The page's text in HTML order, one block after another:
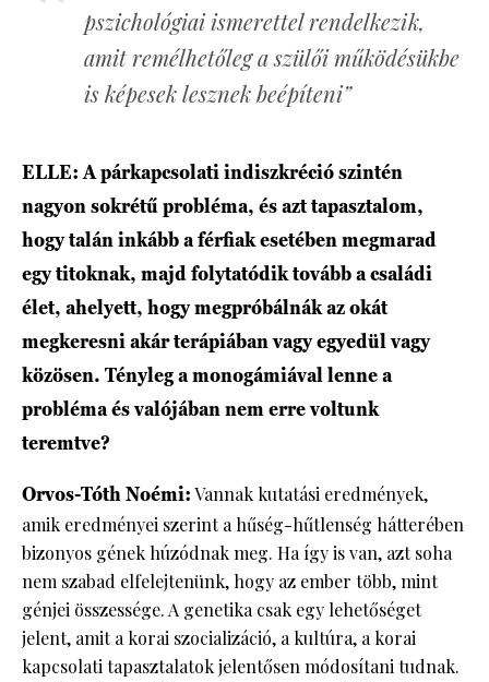
pszichológiai ismerettel rendelkezik,
amit remélhetőleg a szülői működésükbe
is képesek lesznek beépíteni”
ELLE: A párkapcsolati indiszkréció szintén
nagyon sokrétű probléma, és azt tapasztalom,
hogy talán inkább a férfiak esetében megmarad
egy titoknak, majd folytatódik tovább a családi
élet, ahelyett, hogy megpróbálnák az okát
megkeresni akár terápiában vagy egyedül vagy
közösen. Tényleg a monogámiával lenne a
probléma és valójában nem erre voltunk
teremtve?
Orvos-Tóth Noémi:Vannak kutatási eredmények,
amik eredményei szerint a hűség-hűtlenség hátterében
bizonyos gének húzódnak meg. Ha így is van, azt soha
nem szabad elfelejtenünk, hogy az ember több, mint
génjei összessége. A genetika csak egy lehetőséget
jelent, amit a korai szocializáció, a kultúra, a korai
kapcsolati tapasztalatok jelentősen módosítani tudnak.